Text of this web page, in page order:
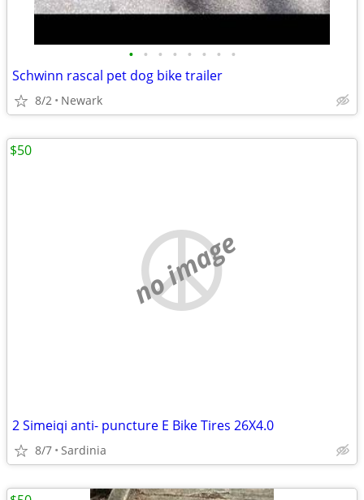
• • • • • • • •
Schwinn rascal pet dog bike trailer
8/2 Newark
no image
2 Simeiqi anti- puncture E Bike Tires 26X4.0
8/7 Sardinia
$50